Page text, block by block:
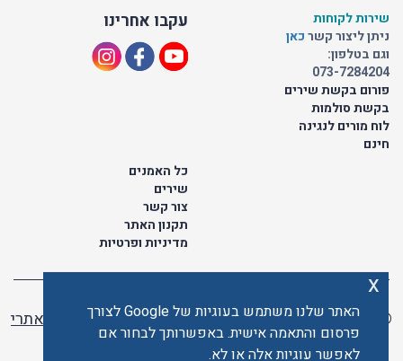
עקבו אחרינו
שירות לקוחות
ניתן ליצור קשרכאן
וגם בטלפון:
073-7284204
פורום בקשת שירים
בקשת סולמות
לוח מורים לנגינה
חינם
כל האמנים
שירים
צור קשר
תקנון האתר
מדיניות ופרטיות
© כל הזכויות שמורות לתו ישראלי | ליאור מזור -
בניית אתרי
וורדפרס
האתר שלנו משתמש בעוגיות של Google לצורך
פרסום והתאמה אישית. באפשרותך לבחור אם
לאפשר עוגיות אלה או לא.
x